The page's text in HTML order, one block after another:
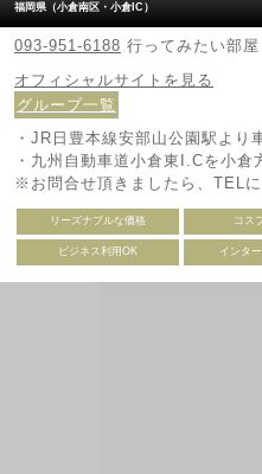
福岡県（小倉南区・小倉IC）
093-951-6188 行ってみたい部
オフィシャルサイトを見る
グループ一覧
・JR日豊本線安部山公園駅より
・九州自動車道小倉東I.Cを小倉
※お問合せ頂きましたら、TEL
リーズナブルな価格 コス
ビジネス利用OK インタ